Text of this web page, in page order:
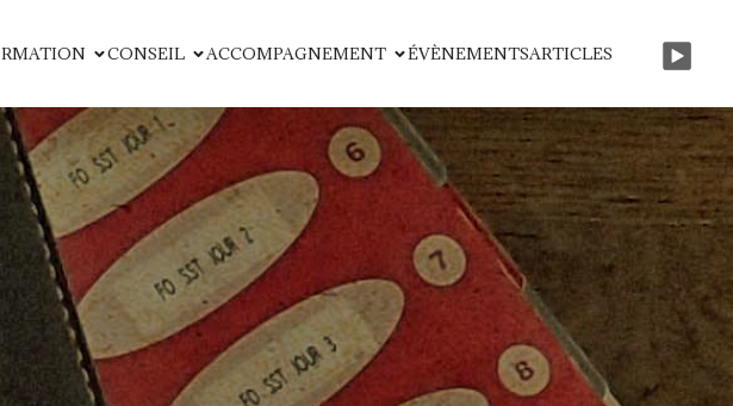
CONSEIL ACCOMPAGNEMENT ÉVÈNEMENTSARTICLES